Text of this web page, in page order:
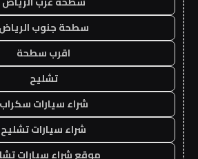
سطحة جنوب الرياض
اقرب سطحة
تشليح
شراء سيارات سكراب
شراء سيارات تشليح
موقع شراء سيارات